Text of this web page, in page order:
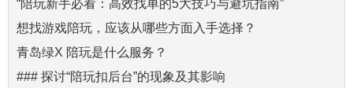
“陪玩新手必看：高效找单的5大技巧与避坑指南”
想找游戏陪玩，应该从哪些方面入手选择？
青岛绿X 陪玩是什么服务？
### 探讨“陪玩扣后台”的现象及其影响